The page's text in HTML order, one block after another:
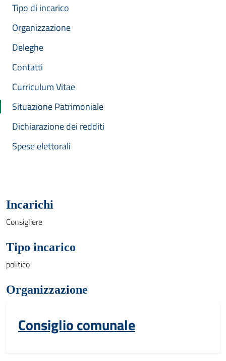
Tipo di incarico
Organizzazione
Deleghe
Contatti
Curriculum Vitae
Situazione Patrimoniale
Dichiarazione dei redditi
Spese elettorali
Incarichi
Consigliere
Tipo incarico
politico
Organizzazione
Consiglio comunale